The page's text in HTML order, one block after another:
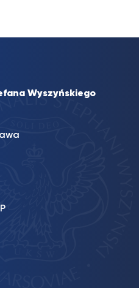
Wyszyńskiego